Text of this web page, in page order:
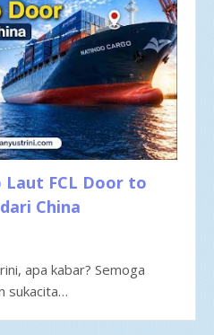
Laut FCL Door to
China
apa kabar? Semoga
sukacita…